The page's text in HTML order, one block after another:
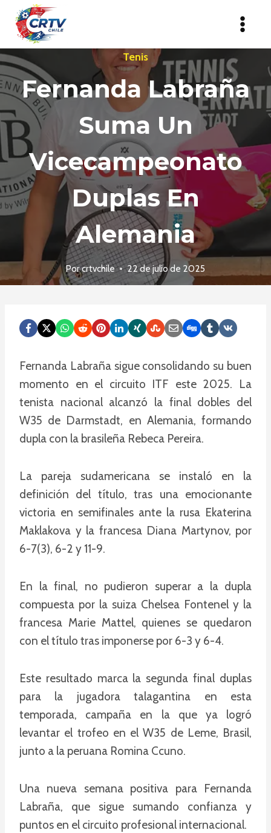
Saltar
contenido
Tenis
Fernanda Labraña
Suma Un
Vicecampeonato
Duplas En
Alemania
Porcrtvchile 22 de julio de 2025
Fernanda Labraña sigue consolidando su buen
momento en el circuito ITF este 2025. La
tenista nacional alcanzó la final dobles del
W35 de Darmstadt, en Alemania, formando
dupla con la brasileña Rebeca Pereira.
La pareja sudamericana se instaló en la
definición del título, tras una emocionante
victoria en semifinales ante la rusa Ekaterina
Maklakova y la francesa Diana Martynov, por
6-7(3), 6-2 y 11-9.
En la final, no pudieron superar a la dupla
compuesta por la suiza Chelsea Fontenel y la
francesa Marie Mattel, quienes se quedaron
con el título tras imponerse por 6-3 y 6-4.
Este resultado marca la segunda final duplas
para la jugadora talagantina en esta
temporada, campaña en la que ya logró
levantar el trofeo en el W35 de Leme, Brasil,
junto a la peruana Romina Ccuno.
Una nueva semana positiva para Fernanda
Labraña, que sigue sumando confianza y
puntos en el circuito profesional internacional.